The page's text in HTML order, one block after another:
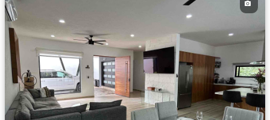
Cancha de tenis
Televisión por cable
Gas natural
Zonas verdes
Caseta de vigilancia
Vista panorámica
Despacho
Conserje Wifi
Recámara con closet
Permite mascotas
Permite niños
Completamente amueblado